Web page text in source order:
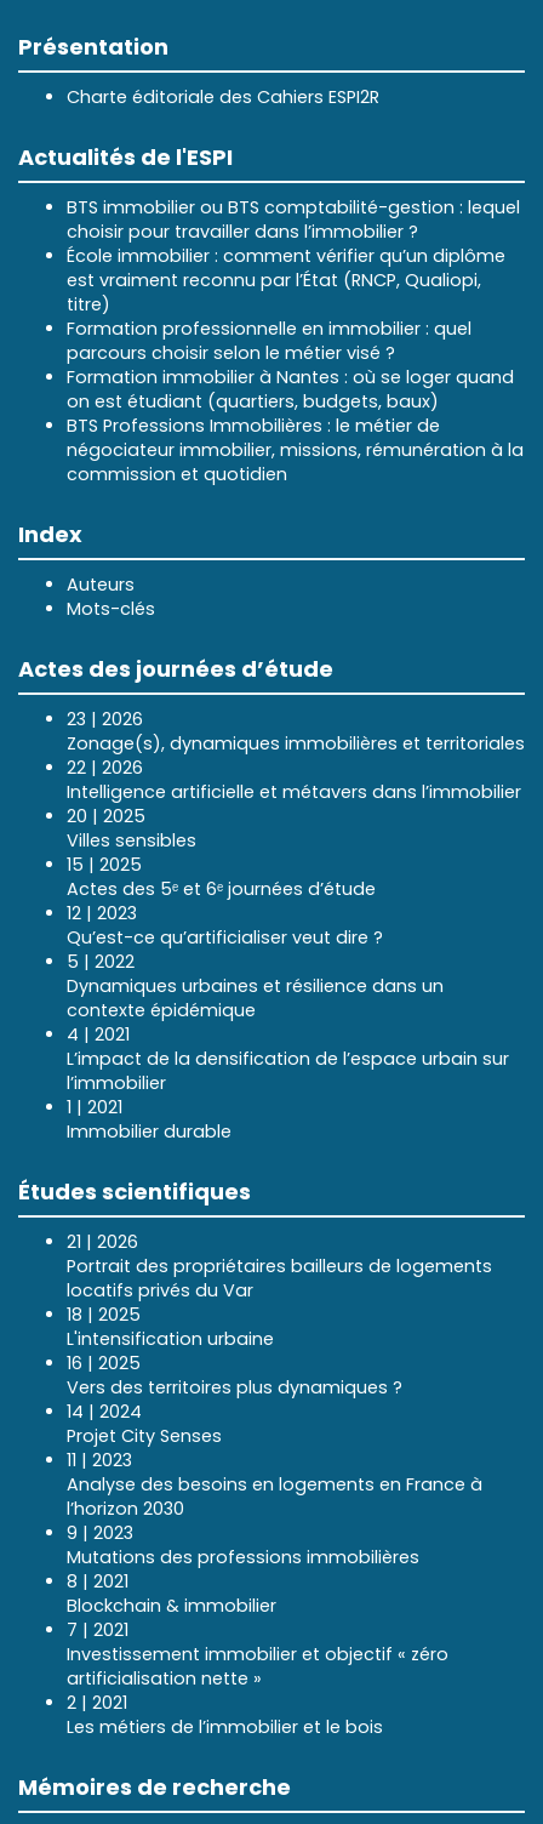
Présentation
Charte éditoriale des Cahiers ESPI2R
Actualités de l'ESPI
BTS immobilier ou BTS comptabilité-gestion : lequel
choisir pour travailler dans l’immobilier ?
École immobilier : comment vérifier qu’un diplôme
est vraiment reconnu par l’État (RNCP, Qualiopi,
titre)
Formation professionnelle en immobilier : quel
parcours choisir selon le métier visé ?
Formation immobilier à Nantes : où se loger quand
on est étudiant (quartiers, budgets, baux)
BTS Professions Immobilières : le métier de
négociateur immobilier, missions, rémunération à la
commission et quotidien
Index
Auteurs
Mots-clés
Actes des journées d’étude
23 | 2026
Zonage(s), dynamiques immobilières et territoriales
22 | 2026
Intelligence artificielle et métavers dans l’immobilier
20 | 2025
Villes sensibles
15 | 2025
Actes des 5ᵉ et 6ᵉ journées d’étude
12 | 2023
Qu’est-ce qu’artificialiser veut dire ?
5 | 2022
Dynamiques urbaines et résilience dans un
contexte épidémique
4 | 2021
L’impact de la densification de l’espace urbain sur
l’immobilier
1 | 2021
Immobilier durable
Études scientifiques
21 | 2026
Portrait des propriétaires bailleurs de logements
locatifs privés du Var
18 | 2025
L'intensification urbaine
16 | 2025
Vers des territoires plus dynamiques ?
14 | 2024
Projet City Senses
11 | 2023
Analyse des besoins en logements en France à
l’horizon 2030
9 | 2023
Mutations des professions immobilières
8 | 2021
Blockchain & immobilier
7 | 2021
Investissement immobilier et objectif « zéro
artificialisation nette »
2 | 2021
Les métiers de l’immobilier et le bois
Mémoires de recherche